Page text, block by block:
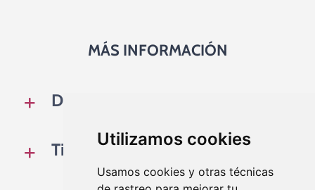
Utilizamos cookies
Usamos cookies y otras técnicas
MÁS INFORMACIÓN
Dirigido a:
Titulación: